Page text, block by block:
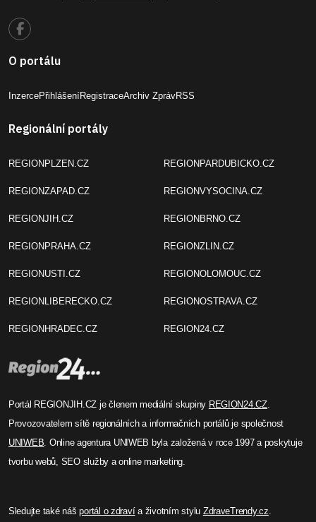
O portálu
InzercePřihlášeníRegistraceArchiv ZprávRSS
Regionální portály
REGIONPLZEN.CZ
REGIONZAPAD.CZ
REGIONJIH.CZ
REGIONPRAHA.CZ
REGIONUSTI.CZ
REGIONLIBERECKO.CZ
REGIONHRADEC.CZ
REGIONPARDUBICKO.CZ
REGIONVYSOCINA.CZ
REGIONBRNO.CZ
REGIONZLIN.CZ
REGIONOLOMOUC.CZ
REGIONOSTRAVA.CZ
REGION24.CZ
Portál REGIONJIH.CZ je členem mediální skupiny REGION24.CZ.
Provozovatelem sítě regionálních a informačních portálů je společnost
UNIWEB . Online agentura UNIWEB byla založená v roce 1997 a poskytuje
tvorbu webů, SEO služby a online marketing.
Sledujte také nášportál o zdravía životním stylu ZdraveTrendy.cz